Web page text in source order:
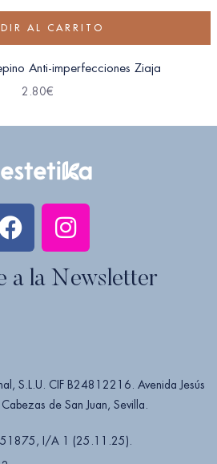
AL CARRITO
Anti-imperfecciones Ziaja
2.80€
a la Newsletter
S.L.U. CIF B24812216. Avenida Jesús
de San Juan, Sevilla.
I/A 1 (25.11.25).